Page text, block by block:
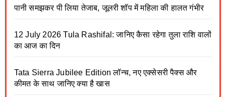
पानी समझकर पी लिया तेजाब, जूलरी शॉप में महिला की हालत गंभीर
12 July 2026 Tula Rashifal: जानिए कैसा रहेगा तुला राशि वालों
का आज का दिन
Tata Sierra Jubilee Edition लॉन्च, नए एक्सेसरी पैक्स और
कीमत के साथ जानिए क्या है खास